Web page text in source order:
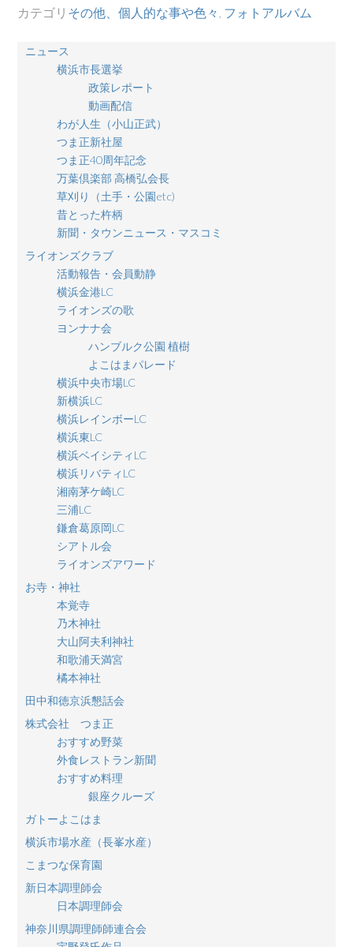
カテゴリ その他、個人的な事や色々 フォトアルバム
ニュース
横浜市長選挙
政策レポート
動画配信
わが人生（小山正武）
つま正新社屋
つま正40周年記念
万葉倶楽部 高橋弘会長
草刈り（土手・公園etc)
昔とった杵柄
新聞・タウンニュース・マスコミ
ライオンズクラブ
活動報告・会員動静
横浜金港LC
ライオンズの歌
ヨンナナ会
ハンブルク公園 植樹
よこはまパレード
横浜中央市場LC
新横浜LC
横浜レインボーLC
横浜東LC
横浜ベイシティLC
横浜リバティLC
湘南茅ケ崎LC
三浦LC
鎌倉葛原岡LC
シアトル会
ライオンズアワード
お寺・神社
本覚寺
乃木神社
大山阿夫利神社
和歌浦天満宮
橘本神社
田中和徳京浜懇話会
株式会社 つま正
おすすめ野菜
外食レストラン新聞
おすすめ料理
銀座クルーズ
ガトーよこはま
横浜市場水産（長峯水産）
こまつな保育園
新日本調理師会
日本調理師会
神奈川県調理師師連合会